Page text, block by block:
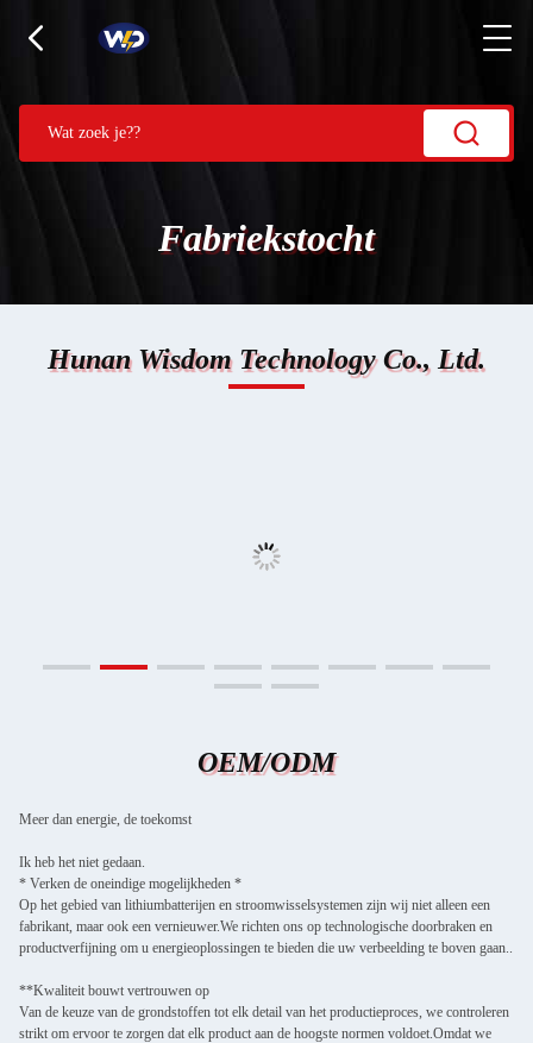
Fabriekstocht
Hunan Wisdom Technology Co., Ltd.
OEM/ODM
Meer dan energie, de toekomst
Ik heb het niet gedaan.
* Verken de oneindige mogelijkheden *
Op het gebied van lithiumbatterijen en stroomwisselsystemen zijn wij niet alleen een
fabrikant, maar ook een vernieuwer.We richten ons op technologische doorbraken en
productverfijning om u energieoplossingen te bieden die uw verbeelding te boven gaan..
**Kwaliteit bouwt vertrouwen op
Van de keuze van de grondstoffen tot elk detail van het productieproces, we controleren
strikt om ervoor te zorgen dat elk product aan de hoogste normen voldoet.Omdat we